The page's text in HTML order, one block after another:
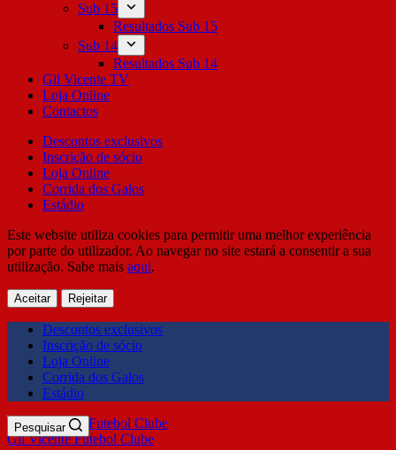
Sub 15
Resultados Sub 15
Sub 14
Resultados Sub 14
Gil Vicente TV
Loja Online
Contactos
Descontos exclusivos
Inscrição de sócio
Loja Online
Corrida dos Galos
Estádio
Este website utiliza cookies para permitir uma melhor experiência
por parte do utilizador. Ao navegar no site estará a consentir a sua
utilização. Sabe mais aqui.
Aceitar Rejeitar
Descontos exclusivos
Inscrição de sócio
Loja Online
Corrida dos Galos
Estádio
Gil Vicente Futebol Clube
Pesquisar